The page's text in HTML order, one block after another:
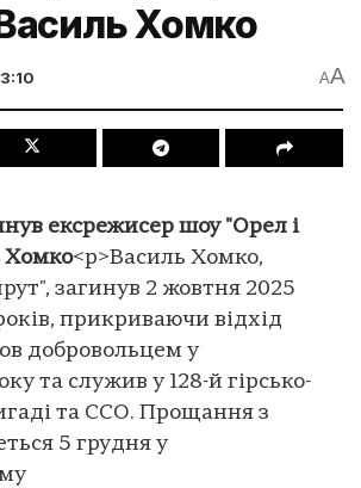
Хомко
AA
ексрежисер шоу "Орел і
Хомко<p>Василь Хомко,
загинув 2 жовтня 2025
прикриваючи відхід
добровольцем у
та служив у 128-й гірсько-
та ССО. Прощання з
5 грудня у